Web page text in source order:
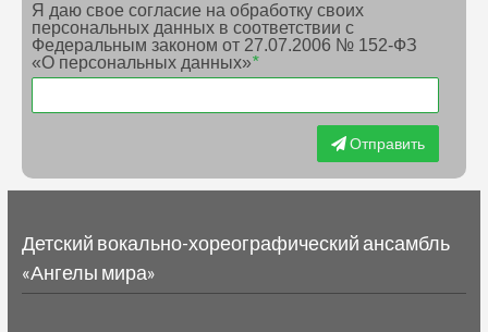
Я даю свое согласие на обработку своих
персональных данных в соответствии с
Федеральным законом от 27.07.2006 № 152-ФЗ
«О персональных данных»*
Отправить
Детский вокально-хореографический ансамбль
«Ангелы мира»